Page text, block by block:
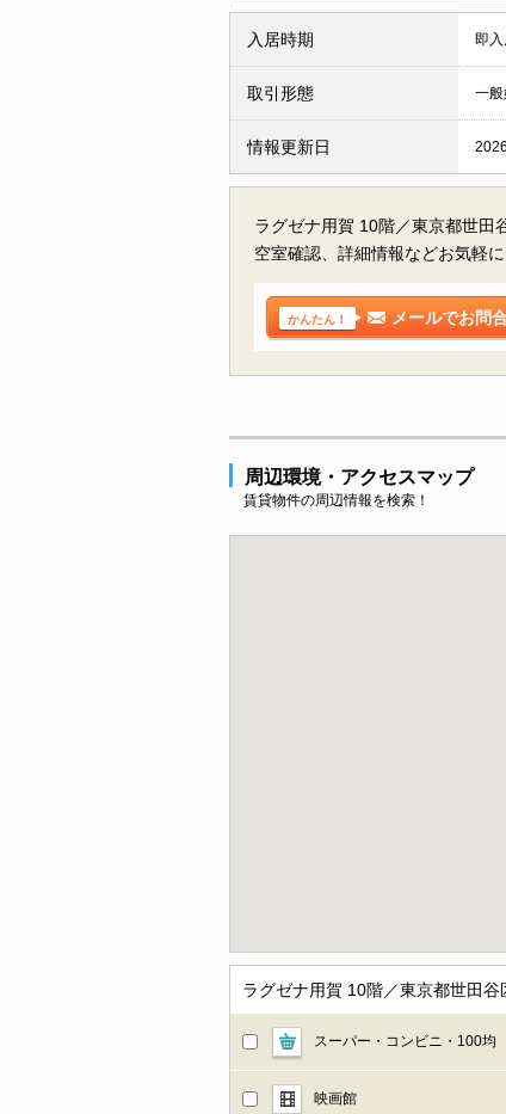
入居時期 即
取引形態 一般
情報更新日
ラグゼナ用賀 10階／東京都世田
空室確認、詳細情報などお気軽に
かんたん！ メールでお問
周辺環境・アクセスマップ
賃貸物件の周辺情報を検索！
ラグゼナ用賀 10階／東京都世田
スーパー・コンビニ・100均
映画館